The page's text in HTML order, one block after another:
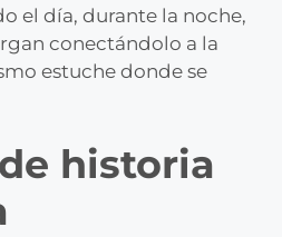
el día, durante la noche,
conectándolo a la
estuche donde se
historia